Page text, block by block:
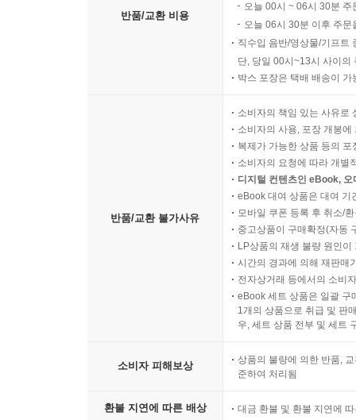
반품/교환 비용
오늘 00시 ~ 06시 30분
오늘 06시 30분 이후 주
직수입 음반/영상물/기프트
단, 당일 00시~13시 사이의
박스 포장은 택배 배송이
반품/교환 불가사유
소비자의 책임 있는 사유로
소비자의 사용, 포장 개봉
복제가 가능한 상품 등의
소비자의 요청에 따라 개별
디지털 컨텐츠인 eBook,
eBook 대여 상품은 대여 기
모바일 쿠폰 등록 후 취소/
중고상품이 구매확정(자동
LP상품의 재생 불량 원인
시간의 경과에 의해 재판매
전자상거래 등에서의 소비
eBook 세트 상품은 일괄 구
1개의 상품으로 취급 및 판
우, 세트 상품 전부 및 세트
소비자 피해보상
상품의 불량에 의한 반품,
준하여 처리됨
환불 지연에 따른 배상 대금 환불 및 환불 지연에